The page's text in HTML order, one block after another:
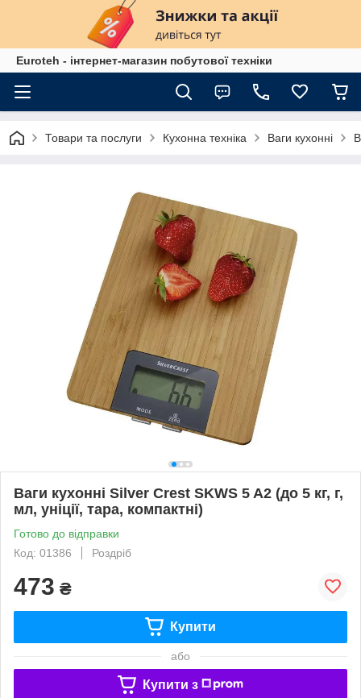
Euroteh - інтернет-магазин побутової техніки
Товари та послуги Кухонна техніка Ваги кухонні
Ваги кухонні Silver Crest SKWS 5 A2 (до 5 кг, г,
мл, уніції, тара, компактні)
Готово до відправки
Код: 01386
Роздріб
473 ₴
Купити
або
Купити з